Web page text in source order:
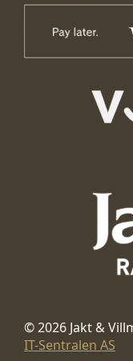
© 2026 Jakt &
IT-Sentralen AS